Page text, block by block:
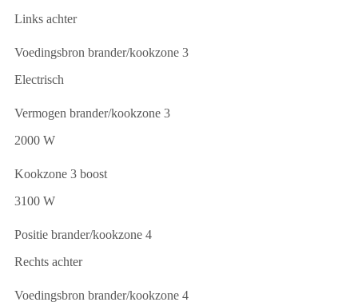
Links achter
Voedingsbron brander/kookzone 3
Electrisch
Vermogen brander/kookzone 3
2000 W
Kookzone 3 boost
3100 W
Positie brander/kookzone 4
Rechts achter
Voedingsbron brander/kookzone 4